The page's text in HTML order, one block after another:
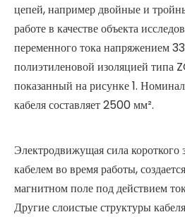
цепей, например двойные и
работе в качестве объекта
переменного тока напряжением
полиэтиленовой изоляцией типа
показанный на рисунке 1.
кабеля составляет 2500 мм².
Электродвижущая сила короткого
кабелем во время работы,
магнитном поле под действием
Другие слоистые структуры